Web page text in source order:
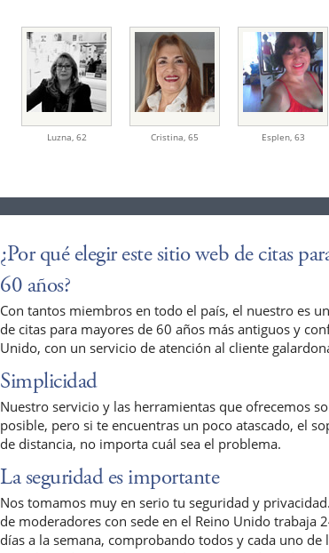
Luzna, 62 Cristina, 65 Esplen, 63
¿Por qué elegir este sitio web de citas
60 años?
Con tantos miembros en todo el país, el nuestro es
de citas para mayores de 60 años más antiguos y
Unido, con un servicio de atención al cliente
Simplicidad
Nuestro servicio y las herramientas que ofrecemos
posible, pero si te encuentras un poco atascado, el
de distancia, no importa cuál sea el problema.
La seguridad es importante
Nos tomamos muy en serio tu seguridad y
de moderadores con sede en el Reino Unido trabaja
días a la semana, comprobando todos y cada uno de